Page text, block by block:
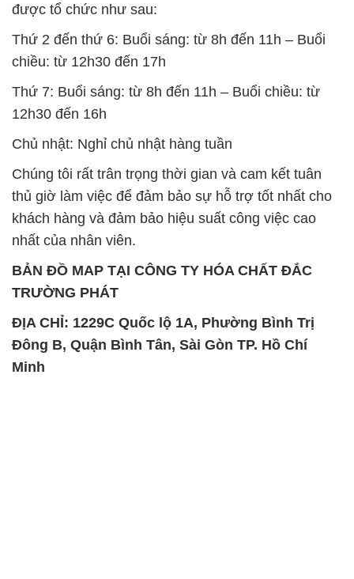
được tổ chức như sau:
Thứ 2 đến thứ 6: Buổi sáng: từ 8h đến 11h – Buổi
chiều: từ 12h30 đến 17h
Thứ 7: Buổi sáng: từ 8h đến 11h – Buổi chiều: từ
12h30 đến 16h
Chủ nhật: Nghỉ chủ nhật hàng tuần
Chúng tôi rất trân trọng thời gian và cam kết tuân
thủ giờ làm việc để đảm bảo sự hỗ trợ tốt nhất cho
khách hàng và đảm bảo hiệu suất công việc cao
nhất của nhân viên.
BẢN ĐỒ MAP TẠI CÔNG TY HÓA CHẤT ĐẮC
TRƯỜNG PHÁT
ĐỊA CHỈ: 1229C Quốc lộ 1A, Phường Bình Trị
Đông B, Quận Bình Tân, Sài Gòn TP. Hồ Chí
Minh